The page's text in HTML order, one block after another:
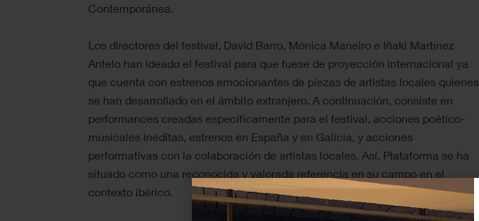
Contemporánea.
Los directores del festival, David Barro, Mónica Maneiro e Iñaki Martínez
Antelo han ideado el festival para que fuese de proyección internacional ya
que cuenta con estrenos emocionantes de piezas de artistas locales quienes
se han desarrollado en el ámbito extranjero. A continuación, consiste en
performances creadas específicamente para el festival, acciones poético-
musicales inéditas, estrenos en España y en Galicia, y acciones
performativas con la colaboración de artistas locales. Así, Plataforma se ha
situado como una reconocida y valorada referencia en su campo en el
contexto ibérico.